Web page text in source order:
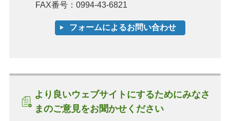
FAX番号：0994-43-6821
より良いウェブサイトにするためにみなさ
まのご意見をお聞かせください